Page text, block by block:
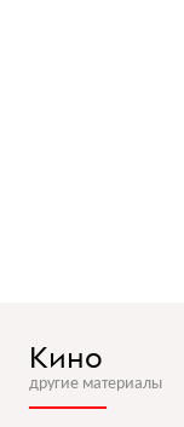
Кино
другие материалы